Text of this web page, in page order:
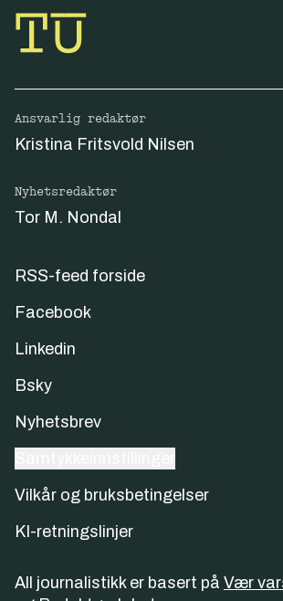
Ansvarlig redaktør
Kristina Fritsvold Nilsen
Nyhetsredaktør
Tor M. Nondal
RSS-feed forside
Facebook
Linkedin
Bsky
Nyhetsbrev
Vilkår og bruksbetingelser
KI-retningslinjer
All journalistikk er basert på Vær